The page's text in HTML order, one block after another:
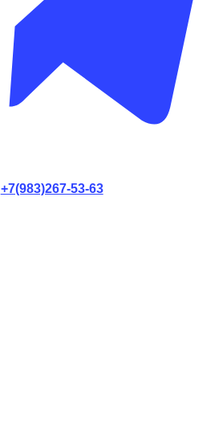
+7(983)267-53-63